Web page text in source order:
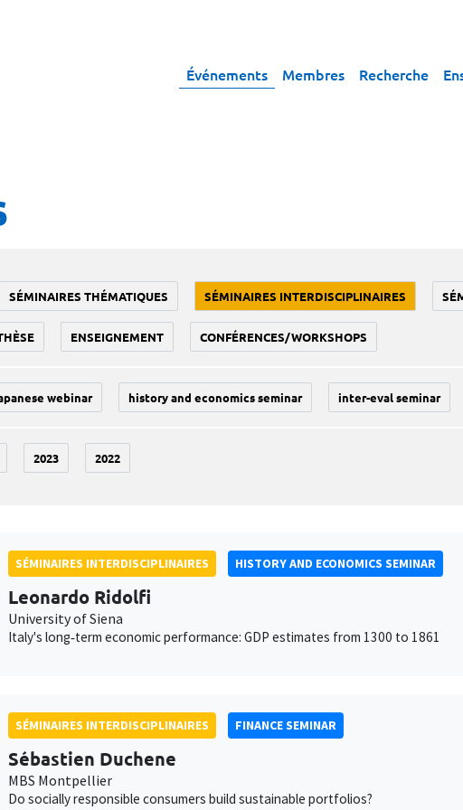
Événements Membres Recherche
SÉMINAIRES THÉMATIQUES SÉMINAIRES INTERDISCIPLINAIRES
ENSEIGNEMENT CONFÉRENCES/WORKSHOPS
webinar history and economics seminar inter-eval seminar
2023 2022
SÉMINAIRES INTERDISCIPLINAIRES HISTORY AND ECONOMICS SEMINAR
Leonardo Ridolfi
University of Siena
Italy's long‐term economic performance: GDP estimates from 1300 to 1861
SÉMINAIRES INTERDISCIPLINAIRES FINANCE SEMINAR
Sébastien Duchene
MBS Montpellier
Do socially responsible consumers build sustainable portfolios?